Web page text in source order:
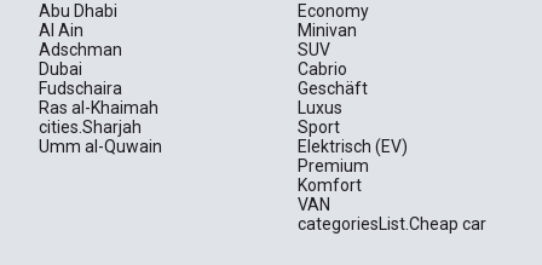
Abu Dhabi
Al Ain
Adschman
Dubai
Fudschaira
Ras al-Khaimah
cities.Sharjah
Umm al-Quwain
Economy
Minivan
SUV
Cabrio
Geschäft
Luxus
Sport
Elektrisch (EV)
Premium
Komfort
VAN
categoriesList.Cheap car